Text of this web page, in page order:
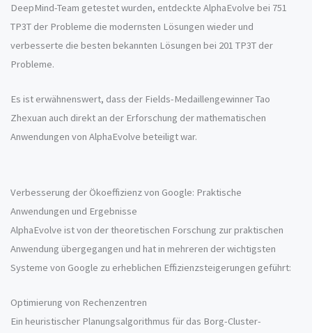
DeepMind-Team getestet wurden, entdeckte AlphaEvolve bei 751
TP3T der Probleme die modernsten Lösungen wieder und
verbesserte die besten bekannten Lösungen bei 201 TP3T der
Probleme.
Es ist erwähnenswert, dass der Fields-Medaillengewinner Tao
Zhexuan auch direkt an der Erforschung der mathematischen
Anwendungen von AlphaEvolve beteiligt war.
Verbesserung der Ökoeffizienz von Google: Praktische
Anwendungen und Ergebnisse
AlphaEvolve ist von der theoretischen Forschung zur praktischen
Anwendung übergegangen und hat in mehreren der wichtigsten
Systeme von Google zu erheblichen Effizienzsteigerungen geführt:
Optimierung von Rechenzentren
Ein heuristischer Planungsalgorithmus für das Borg-Cluster-